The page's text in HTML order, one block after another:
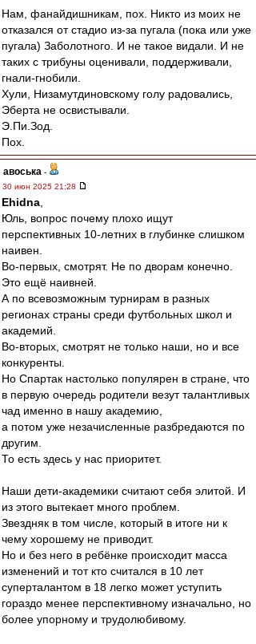
Нам, фанайдишникам, пох. Никто из моих не
отказался от стадио из-за пугала (пока или уже
пугала) Заболотного. И не такое видали. И не
таких с трибуны оценивали, поддерживали,
гнали-гнобили.
Хули, Низамутдиновскому голу радовались,
Эберта не освистывали.
Э.Пи.Зод.
Пох.
авоська -
30 июн 2025 21:28
Ehidna
Юль, вопрос почему плохо ищут
перспективных 10-летних в глубинке слишком
наивен.
Во-первых, смотрят. Не по дворам конечно.
Это ещё наивней.
А по всевозможным турнирам в разных
регионах страны среди футбольных школ и
академий.
Во-вторых, смотрят не только наши, но и все
конкуренты.
Но Спартак настолько популярен в стране, что
в первую очередь родители везут талантливых
чад именно в нашу академию,
а потом уже незачисленные разбредаются по
другим.
То есть здесь у нас приоритет.
Наши дети-академики считают себя элитой. И
из этого вытекает много проблем.
Звездняк в том числе, который в итоге ни к
чему хорошему не приводит.
Но и без него в ребёнке происходит масса
изменений и тот кто считался в 10 лет
суперталантом в 18 легко может уступить
гораздо менее перспективному изначально, но
более упорному и трудолюбивому.